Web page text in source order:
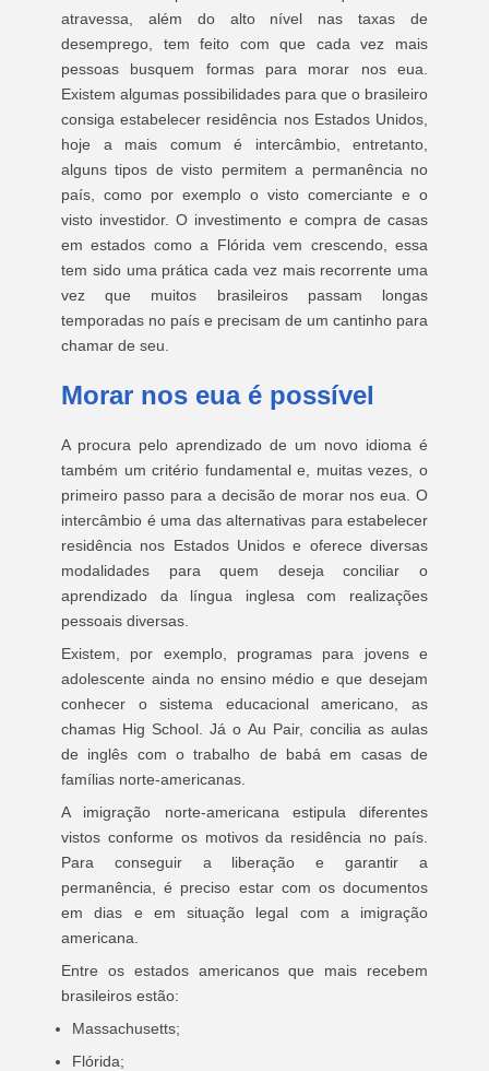
atravessa, além do alto nível nas taxas de
desemprego, tem feito com que cada vez mais
pessoas busquem formas para morar nos eua.
Existem algumas possibilidades para que o brasileiro
consiga estabelecer residência nos Estados Unidos,
hoje a mais comum é intercâmbio, entretanto,
alguns tipos de visto permitem a permanência no
país, como por exemplo o visto comerciante e o
visto investidor. O investimento e compra de casas
em estados como a Flórida vem crescendo, essa
tem sido uma prática cada vez mais recorrente uma
vez que muitos brasileiros passam longas
temporadas no país e precisam de um cantinho para
chamar de seu.
Morar nos eua é possível
A procura pelo aprendizado de um novo idioma é
também um critério fundamental e, muitas vezes, o
primeiro passo para a decisão de morar nos eua. O
intercâmbio é uma das alternativas para estabelecer
residência nos Estados Unidos e oferece diversas
modalidades para quem deseja conciliar o
aprendizado da língua inglesa com realizações
pessoais diversas.
Existem, por exemplo, programas para jovens e
adolescente ainda no ensino médio e que desejam
conhecer o sistema educacional americano, as
chamas Hig School. Já o Au Pair, concilia as aulas
de inglês com o trabalho de babá em casas de
famílias norte-americanas.
A imigração norte-americana estipula diferentes
vistos conforme os motivos da residência no país.
Para conseguir a liberação e garantir a
permanência, é preciso estar com os documentos
em dias e em situação legal com a imigração
americana.
Entre os estados americanos que mais recebem
brasileiros estão:
Massachusetts;
Flórida;